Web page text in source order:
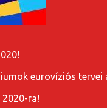
eurovíziós tervei
2020-ra!